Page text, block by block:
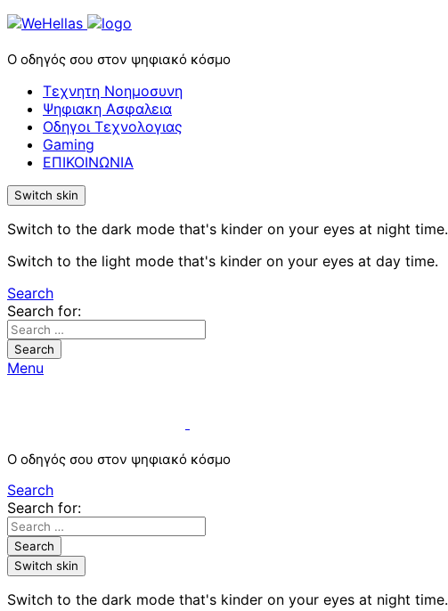
Ο οδηγός σου στον ψηφιακό κόσμο
Τεχνητη Νοημοσυνη
Ψηφιακη Ασφαλεια
Οδηγοι Τεχνολογιας
Gaming
ΕΠΙΚΟΙΝΩΝΙΑ
Switch skin
Switch to the dark mode that's kinder on your eyes at night time.
Switch to the light mode that's kinder on your eyes at day time.
Search
Search for:
Search
Menu
Ο οδηγός σου στον ψηφιακό κόσμο
Search
Search for:
Search
Switch skin
Switch to the dark mode that's kinder on your eyes at night time.